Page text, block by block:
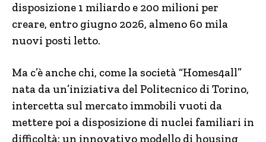
disposizione 1 miliardo e 200 milioni per
creare, entro giugno 2026, almeno 60 mila
nuovi posti letto.
Ma c’è anche chi, come la società “Homes4all”
nata da un’iniziativa del Politecnico di Torino,
intercetta sul mercato immobili vuoti da
mettere poi a disposizione di nuclei familiari in
difficoltà: un innovativo modello di housing